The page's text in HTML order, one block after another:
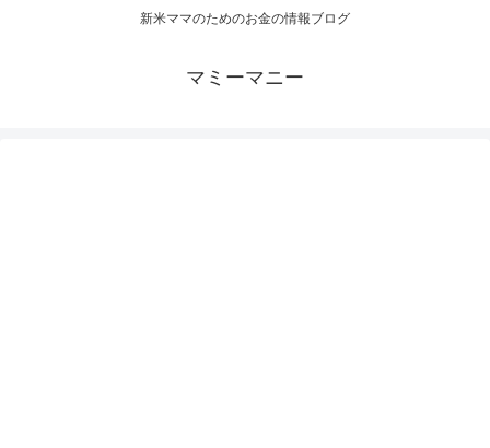
新米ママのためのお金の情報ブログ
マミーマニー